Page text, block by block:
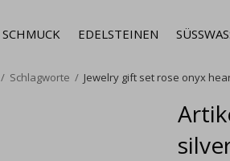
SCHMUCK EDELSTEINEN
Schlagworte Jewelry gift set rose onyx